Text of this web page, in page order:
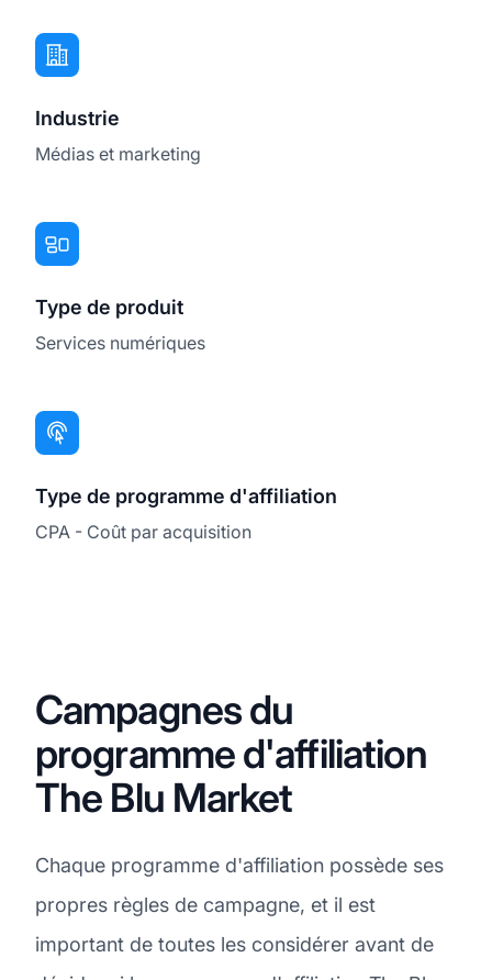
Industrie
Médias et marketing
Type de produit
Services numériques
Type de programme d'affiliation
CPA - Coût par acquisition
Campagnes du
programme d'affiliation
The Blu Market
Chaque programme d'affiliation possède ses
propres règles de campagne, et il est
important de toutes les considérer avant de